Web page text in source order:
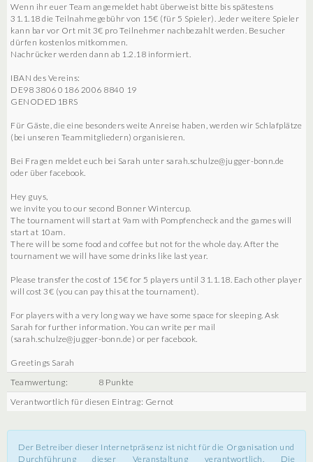
Wenn ihr euer Team angemeldet habt überweist bitte bis spätestens
31.1.18 die Teilnahmegebühr von 15€ (für 5 Spieler). Jeder weitere Spieler
kann bar vor Ort mit 3€ pro Teilnehmer nachbezahlt werden. Besucher
dürfen kostenlos mitkommen.
Nachrücker werden dann ab 1.2.18 informiert.
IBAN des Vereins:
DE98 3806 0186 2006 8840 19
GENODED1BRS
Für Gäste, die eine besonders weite Anreise haben, werden wir Schlafplätze
(bei unseren Teammitgliedern) organisieren.
Bei Fragen meldet euch bei Sarah unter sarah.schulze@jugger-bonn.de
oder über facebook.
Hey guys,
we invite you to our second Bonner Wintercup.
The tournament will start at 9am with Pompfencheck and the games will
start at 10am.
There will be some food and coffee but not for the whole day. After the
tournament we will have some drinks like last year.
Please transfer the cost of 15€ for 5 players until 31.1.18. Each other player
will cost 3€ (you can pay this at the tournament).
For players with a very long way we have some space for sleeping. Ask
Sarah for further information. You can write per mail
(sarah.schulze@jugger-bonn.de) or per facebook.
Greetings Sarah
Teamwertung:
8 Punkte
Verantwortlich für diesen Eintrag: Gernot
Der Betreiber dieser Internetpräsenz ist nicht für die Organisation und
Durchführung dieser Veranstaltung verantwortlich. Die